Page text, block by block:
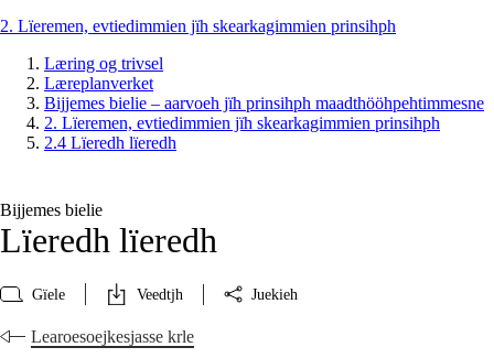
2. Lïeremen, evtiedimmien jïh skearkagimmien prinsihph
Læring og trivsel
Læreplanverket
Bijjemes bielie – aarvoeh jïh prinsihph maadthööhpehtimmesne
2. Lïeremen, evtiedimmien jïh skearkagimmien prinsihph
2.4 Lïeredh lïeredh
Bijjemes bielie
Lïeredh lïeredh
Gïele Veedtjh Juekieh
Learoesoejkesjasse krle